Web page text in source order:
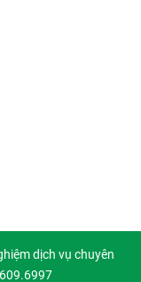
dịch vụ chuyên